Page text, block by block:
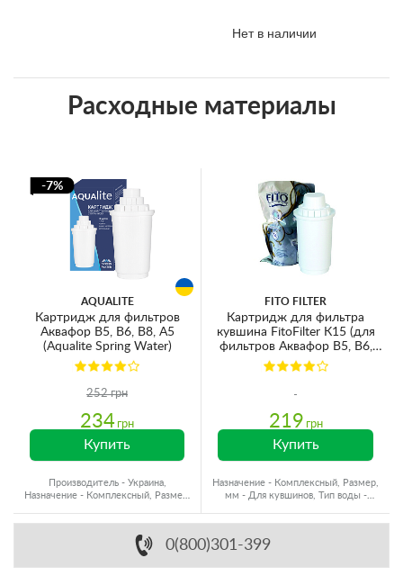
Нет в наличии
Расходные материалы
-7%
AQUALITE
Картридж для фильтров
Аквафор В5, В6, В8, А5
(Aqualite Spring Water)
252 грн
234 грн
Купить
Производитель - Украина,
Назначение - Комплексный, Размер,
FITO FILTER
Картридж для фильтра
кувшина FitoFilter К15 (для
фильтров Аквафор В5, В6,
В8, А5) без картонной
упаковки
219 грн
Купить
Назначение - Комплексный, Размер,
мм - Для кувшинов, Тип воды -
0(800)301-399